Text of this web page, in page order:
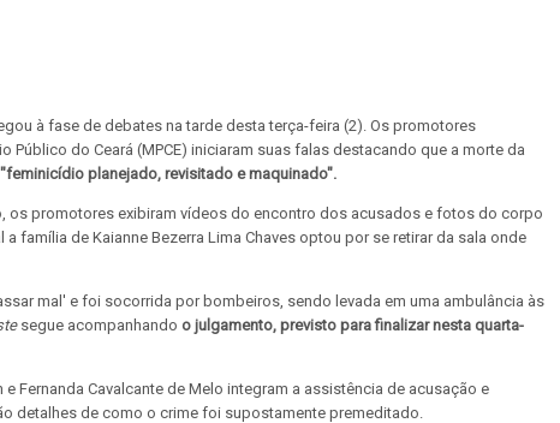
à fase de debates na tarde desta terça-feira (2). Os promotores
Público do Ceará (MPCE) iniciaram suas falas destacando que a morte da
"feminicídio planejado, revisitado e maquinado".
os promotores exibiram vídeos do encontro dos acusados e fotos do corpo
família de Kaianne Bezerra Lima Chaves optou por se retirar da sala onde
mal' e foi socorrida por bombeiros, sendo levada em uma ambulância às
segue acompanhando o julgamento, previsto para finalizar nesta quarta-
Fernanda Cavalcante de Melo integram a assistência de acusação e
detalhes de como o crime foi supostamente premeditado.